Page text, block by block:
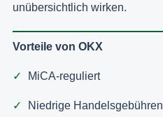
unübersichtlich wirken.
Vorteile von OKX
MiCA-reguliert
Niedrige Handelsgebühren